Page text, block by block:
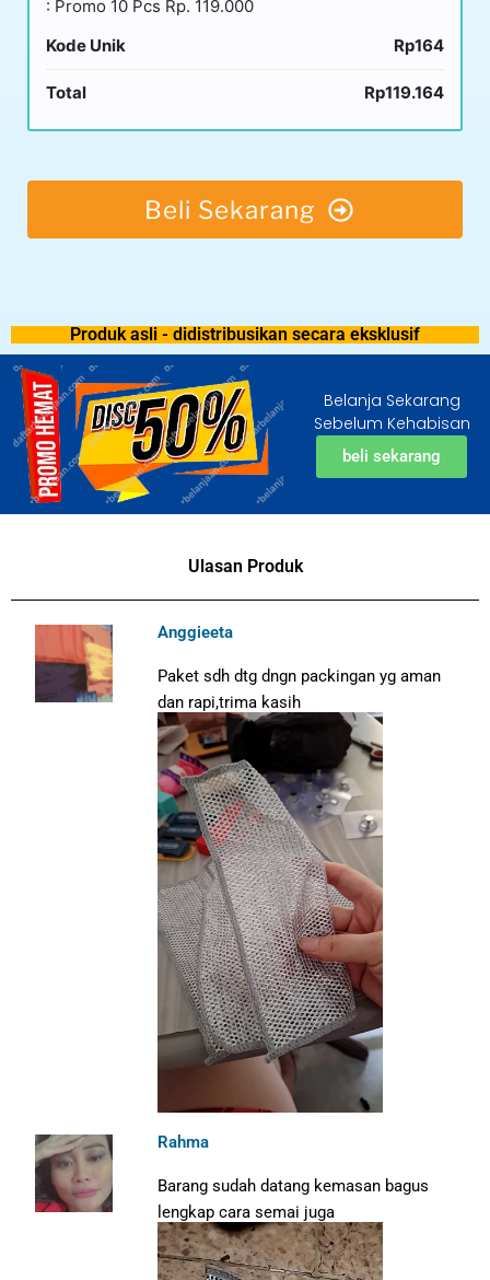
: Promo 10 Pcs Rp. 119.000
Kode Unik
Rp164
Total Rp119.164
Beli Sekarang
Produk asli - didistribusikan secara eksklusif
Belanja Sekarang
Sebelum Kehabisan
beli sekarang
Ulasan Produk
Anggieeta
Paket sdh dtg dngn packingan yg aman
dan rapi,trima kasih
Rahma
Barang sudah datang kemasan bagus
lengkap cara semai juga